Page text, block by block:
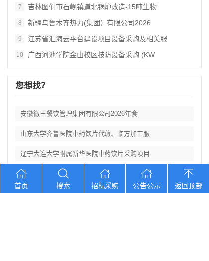
7 吉林图们市石岘镇道北锅炉改造‑15吨生物
8 新疆乌鲁木齐热力(集团）有限公司2026
9 江苏省汇海云平台建设项目设备采购及相关服
10 广西河池学院金山校区技防设备采购 (KW
您想找？
安徽徽王餐饮管理集团有限公司2026年食
山东大学齐鲁医院中药饮片代煎、临方加工服
辽宁大连大学附属新华医院中药饮片采购项目
湖北省第三人民医院阳逻食堂餐饮服务招标公
湖北三峡职业技术学院附属医院医用耗材供应
首页 搜索 招标采购 公告公示 返回顶部